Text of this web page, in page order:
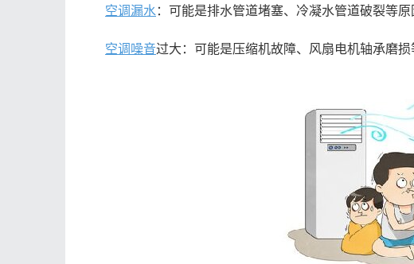
空调漏水 ：可能是排水管道堵塞、冷凝水管道破裂等原
空调噪音过大：可能是压缩机故障、风扇电机轴承磨损